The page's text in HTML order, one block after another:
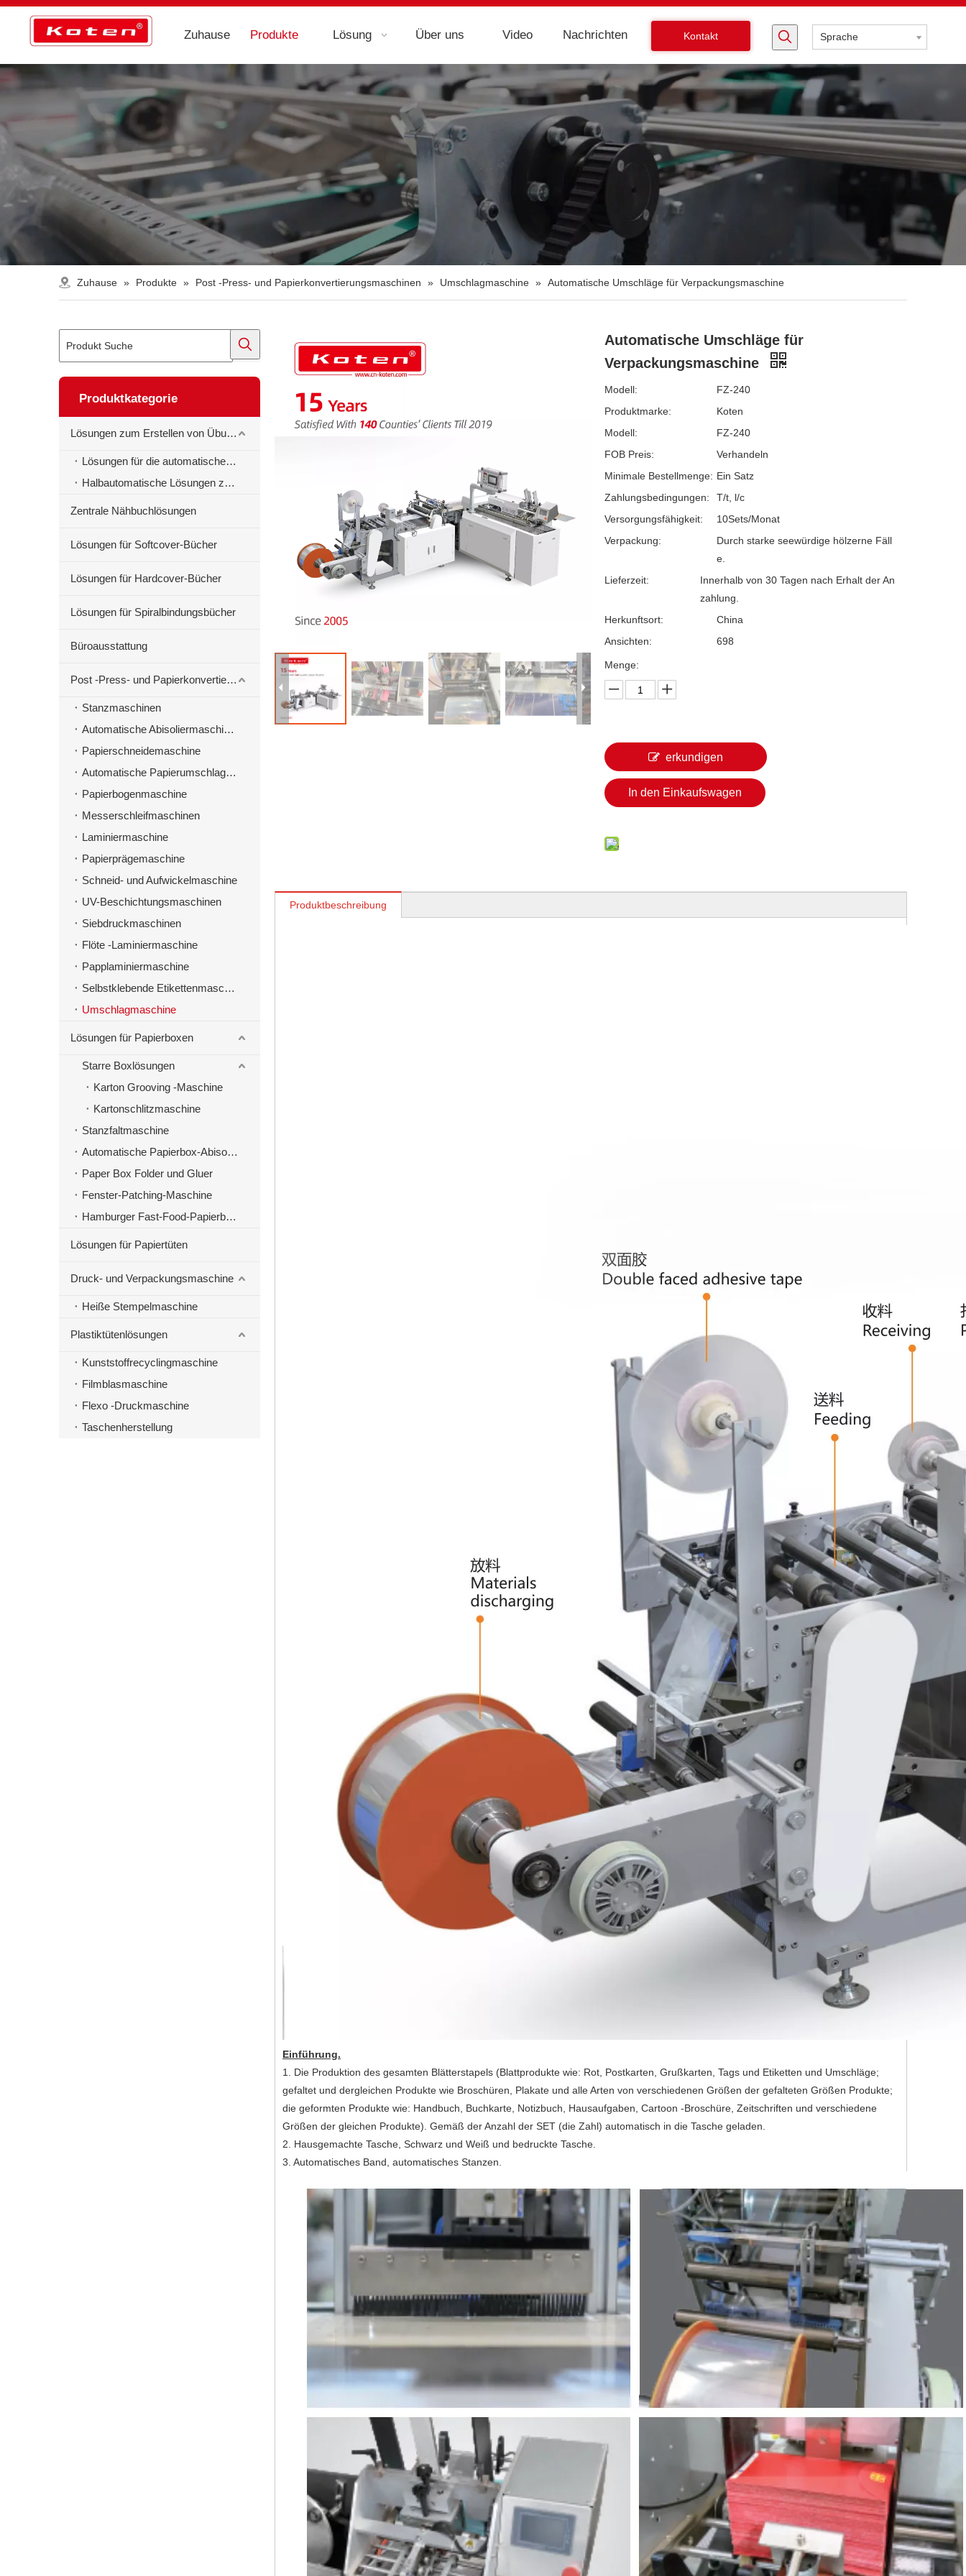
Zuhause Produkte Lösung Über uns Video Nachrichten Kontakt Sprache
Zuhause » Produkte » Post -Press- und Papierkonvertierungsmaschinen » Umschlagmaschine » Automatische Umschläge für Verpackungsmaschine
Produktkategorie
Lösungen zum Erstellen von Übungsbüchern
Lösungen für die automatische Erstellung von Schulheften
Halbautomatische Lösungen zur Erstellung von Schulheften
Zentrale Nähbuchlösungen
Lösungen für Softcover-Bücher
Lösungen für Hardcover-Bücher
Lösungen für Spiralbindungsbücher
Büroausstattung
Post -Press- und Papierkonvertierungsmaschinen
Stanzmaschinen
Automatische Abisoliermaschine zum Stanzen von Material
Papierschneidemaschine
Automatische Papierumschlagmaschine
Papierbogenmaschine
Messerschleifmaschinen
Laminiermaschine
Papierprägemaschine
Schneid- und Aufwickelmaschine
UV-Beschichtungsmaschinen
Siebdruckmaschinen
Flöte -Laminiermaschine
Papplaminiermaschine
Selbstklebende Etikettenmaschinen
Umschlagmaschine
Lösungen für Papierboxen
Starre Boxlösungen
Karton Grooving -Maschine
Kartonschlitzmaschine
Stanzfaltmaschine
Automatische Papierbox-Abisoliermaschine
Paper Box Folder und Gluer
Fenster-Patching-Maschine
Hamburger Fast-Food-Papierbox-Herstellungsmaschine
Lösungen für Papiertüten
Druck- und Verpackungsmaschine
Heiße Stempelmaschine
Plastiktütenlösungen
Kunststoffrecyclingmaschine
Filmblasmaschine
Flexo -Druckmaschine
Taschenherstellung
Automatische Umschläge für
Verpackungsmaschine
Modell:
FZ-240
Produktmarke:
Koten
Modell:
FZ-240
FOB Preis:
Verhandeln
Minimale Bestellmenge: Ein Satz
Zahlungsbedingungen:
T/t, l/c
Versorgungsfähigkeit:
10Sets/Monat
Verpackung:
Durch starke seewürdige hölzerne Fäll
e.
Lieferzeit:
Innerhalb von 30 Tagen nach Erhalt der An
zahlung.
Herkunftsort:
China
Ansichten:
698
Menge:
erkundigen
In den Einkaufswagen
Produktbeschreibung
Einführung.
1. Die Produktion des gesamten Blätterstapels (Blattprodukte wie: Rot, Postkarten, Grußkarten, Tags und Etiketten und Umschläge;
gefaltet und dergleichen Produkte wie Broschüren, Plakate und alle Arten von verschiedenen Größen der gefalteten Größen Produkte;
die geformten Produkte wie: Handbuch, Buchkarte, Notizbuch, Hausaufgaben, Cartoon -Broschüre, Zeitschriften und verschiedene
Größen der gleichen Produkte). Gemäß der Anzahl der SET (die Zahl) automatisch in die Tasche geladen.
2. Hausgemachte Tasche, Schwarz und Weiß und bedruckte Tasche.
3. Automatisches Band, automatisches Stanzen.